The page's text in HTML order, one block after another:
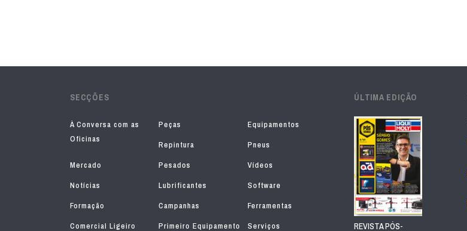
SECÇÕES
À Conversa com as
Oficinas
Peças
Equipamentos
Repintura
Pneus
Mercado
Pesados
Vídeos
Notícias
Lubrificantes
Software
Formação
Campanhas
Ferramentas
Comercial Ligeiro
Primeiro Equipamento Serviços
ÚLTIMA EDIÇÃO
REVISTA PÓS-